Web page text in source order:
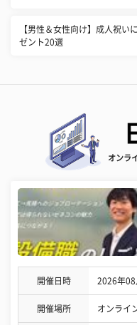
【男性＆女性向け】成人祝い
ゼント20選
オンラ
開催日時 2026年08
開催場所 オンライ